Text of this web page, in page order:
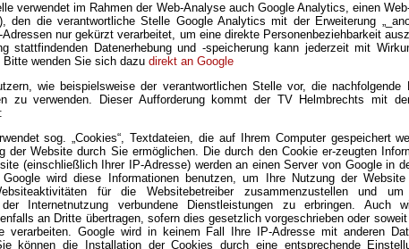
verwendet im Rahmen der Web-Analyse auch Google Analytics, einen
den die verantwortliche Stelle Google Analytics mit der Erweiterung
Adressen nur gekürzt verarbeitet, um eine direkte Personenbeziehbarkeit
stattfindenden Datenerhebung und -speicherung kann jederzeit mit
Bitte wenden Sie sich dazu direkt an Google
wie beispielsweise der verantwortlichen Stelle vor, die nachfolgende
zu verwenden. Dieser Aufforderung kommt der TV Helmbrechts mit
sog. „Cookies“, Textdateien, die auf Ihrem Computer gespeichert
der Website durch Sie ermöglichen. Die durch den Cookie er-zeugten
(einschließlich Ihrer IP-Adresse) werden an einen Server von Google in
wird diese Informationen benutzen, um Ihre Nutzung der
für die Websitebetreiber zusammenzustellen und
Internetnutzung verbundene Dienstleistungen zu erbringen. Auch
an Dritte übertragen, sofern dies gesetzlich vorgeschrieben oder
verarbeiten. Google wird in keinem Fall Ihre IP-Adresse mit anderen
können die Installation der Cookies durch eine entsprechende